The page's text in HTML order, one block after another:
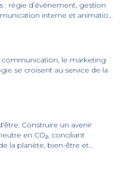
: régie d’événement, gestion
interne et animation
le marketing
se croisent au service de la
Construire un avenir
en CO₂, conciliant
la planète, bien-être et